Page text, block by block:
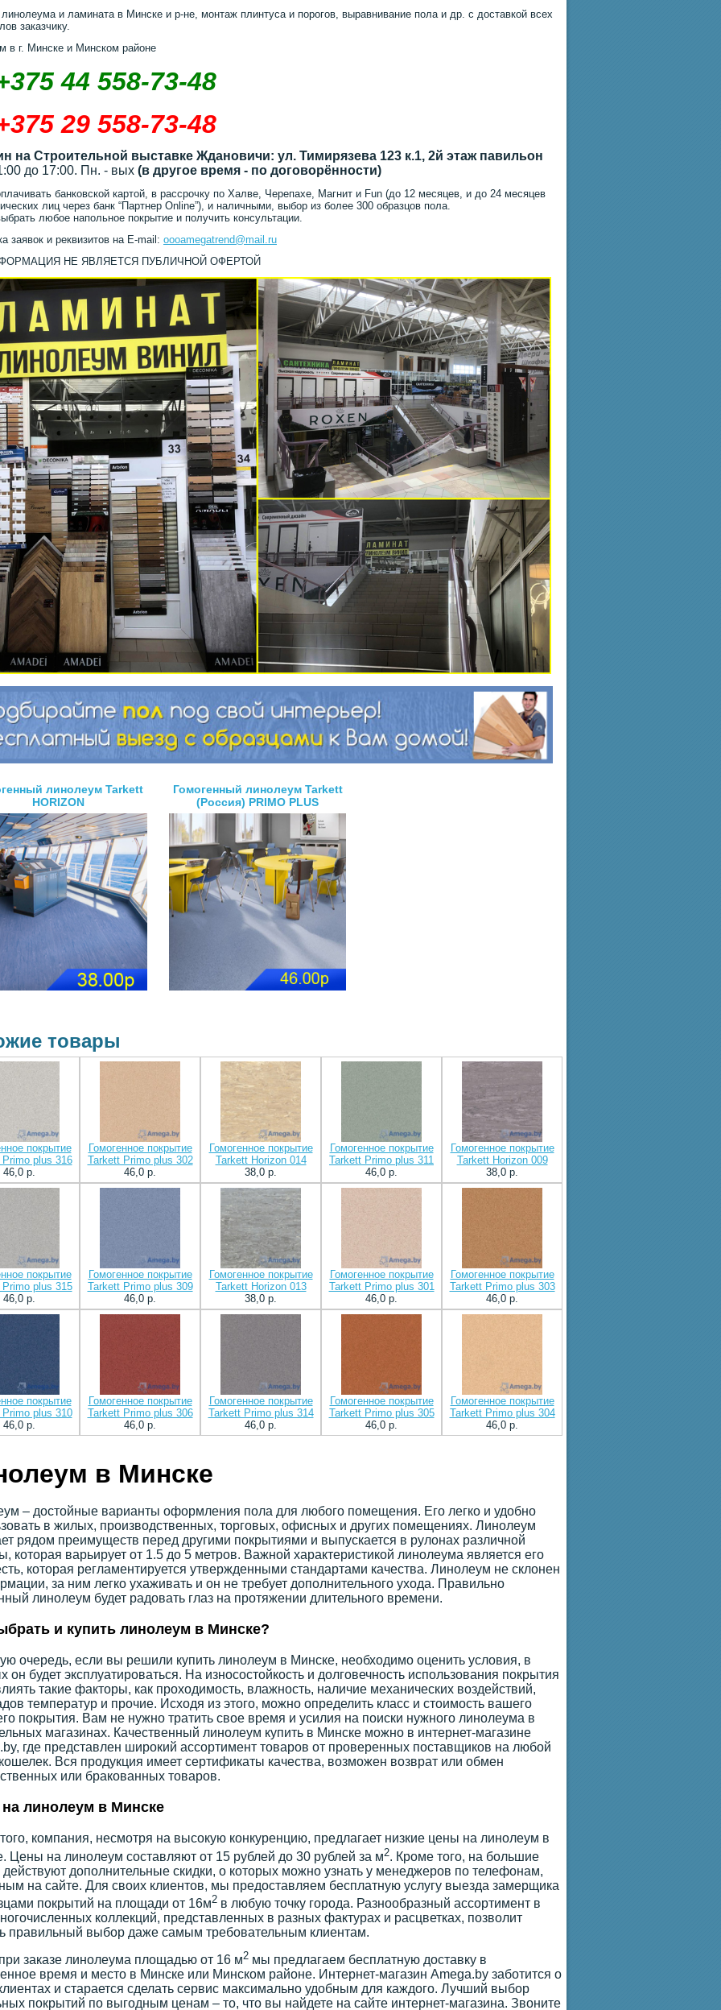
и ламината в Минске и р-не, монтаж плинтуса и порогов, выравнивание пола и др. с доставкой всех
заказчику.
в г. Минске и Минском районе
44 558-73-48
29 558-73-48
на Строительной выставке Ждановичи: ул. Тимирязева 123 к.1, 2й этаж павильон
до 17:00. Пн. - вых (в другое время - по договорённости)
банковской картой, в рассрочку по Халве, Черепахе, Магнит и Fun (до 12 месяцев, и до 24 месяцев
лиц через банк “Партнер Online”), и наличными, выбор из более 300 образцов пола.
любое напольное покрытие и получить консультации.
заявок и реквизитов на E-mail: oooamegatrend@mail.ru
НЕ ЯВЛЯЕТСЯ ПУБЛИЧНОЙ ОФЕРТОЙ
линолеум Tarkett
HORIZON
Гомогенный линолеум Tarkett
(Россия) PRIMO PLUS
товары
покрытие
plus 316
46,0 p.
Гомогенное покрытие
Tarkett Primo plus 302
46,0 p.
Гомогенное покрытие
Tarkett Horizon 014
38,0 p.
Гомогенное покрытие
Tarkett Primo plus 311
46,0 p.
Гомогенное покрытие
Tarkett Horizon 009
38,0 p.
покрытие
plus 315
46,0 p.
Гомогенное покрытие
Tarkett Primo plus 309
46,0 p.
Гомогенное покрытие
Tarkett Horizon 013
38,0 p.
Гомогенное покрытие
Tarkett Primo plus 301
46,0 p.
Гомогенное покрытие
Tarkett Primo plus 303
46,0 p.
покрытие
plus 310
46,0 p.
Гомогенное покрытие
Tarkett Primo plus 306
46,0 p.
Гомогенное покрытие
Tarkett Primo plus 314
46,0 p.
Гомогенное покрытие
Tarkett Primo plus 305
46,0 p.
Гомогенное покрытие
Tarkett Primo plus 304
46,0 p.
в Минске
– достойные варианты оформления пола для любого помещения. Его легко и удобно
в жилых, производственных, торговых, офисных и других помещениях. Линолеум
рядом преимуществ перед другими покрытиями и выпускается в рулонах различной
которая варьирует от 1.5 до 5 метров. Важной характеристикой линолеума является его
которая регламентируется утвержденными стандартами качества. Линолеум не склонен
за ним легко ухаживать и он не требует дополнительного ухода. Правильно
линолеум будет радовать глаз на протяжении длительного времени.
и купить линолеум в Минске?
очередь, если вы решили купить линолеум в Минске, необходимо оценить условия, в
он будет эксплуатироваться. На износостойкость и долговечность использования покрытия
такие факторы, как проходимость, влажность, наличие механических воздействий,
температур и прочие. Исходя из этого, можно определить класс и стоимость вашего
покрытия. Вам не нужно тратить свое время и усилия на поиски нужного линолеума в
магазинах. Качественный линолеум купить в Минске можно в интернет-магазине
где представлен широкий ассортимент товаров от проверенных поставщиков на любой
Вся продукция имеет сертификаты качества, возможен возврат или обмен
или бракованных товаров.
линолеум в Минске
компания, несмотря на высокую конкуренцию, предлагает низкие цены на линолеум в
Цены на линолеум составляют от 15 рублей до 30 рублей за м2. Кроме того, на большие
действуют дополнительные скидки, о которых можно узнать у менеджеров по телефонам,
на сайте. Для своих клиентов, мы предоставляем бесплатную услугу выезда замерщика
покрытий на площади от 16м2 в любую точку города. Разнообразный ассортимент в
коллекций, представленных в разных фактурах и расцветках, позволит
правильный выбор даже самым требовательным клиентам.
заказе линолеума площадью от 16 м2 мы предлагаем бесплатную доставку в
время и место в Минске или Минском районе. Интернет-магазин Amega.by заботится о
и старается сделать сервис максимально удобным для каждого. Лучший выбор
покрытий по выгодным ценам – то, что вы найдете на сайте интернет-магазина. Звоните